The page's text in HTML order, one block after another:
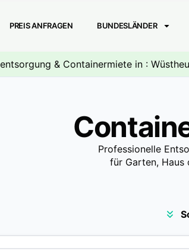
PREIS ANFRAGEN BUNDESLÄNDER
& Containermiete in :
Professionelle
für Garten, Haus